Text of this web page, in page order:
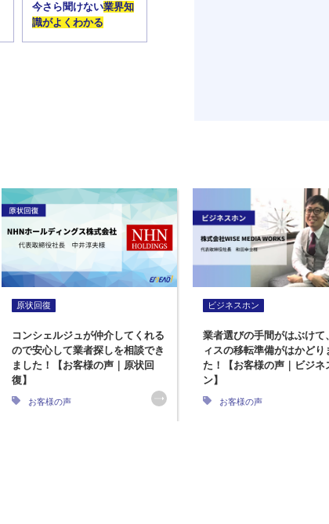
今さら聞けない業界知
識がよくわかる
原状回復
コンシェルジュが仲介してくれる
ので安心して業者探しを相談でき
ました！【お客様の声｜原状回
復】
お客様の声
ビジネスホン
業者選びの手間がはぶけて
ィスの移転準備がはかどり
た！【お客様の声｜ビジネ
ン】
お客様の声